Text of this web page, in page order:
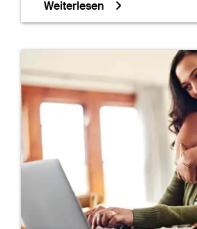
Weiterlesen